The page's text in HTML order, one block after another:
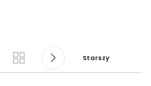
Starszy